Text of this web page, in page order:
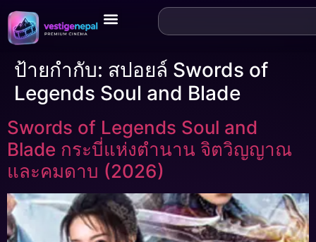
ป้ายกำกับ: สปอยล์ Swords of
Legends Soul and Blade
Swords of Legends Soul and
Blade กระบี่แห่งตำนาน จิตวิญญาณ
และคมดาบ (2026)